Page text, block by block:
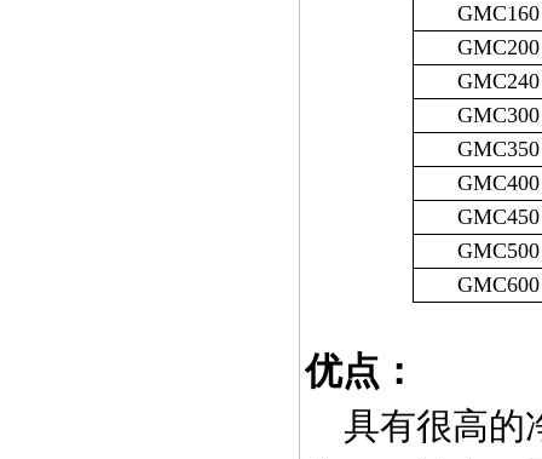
GMC160
GMC200
GMC240
GMC300
GMC350
GMC400
GMC450
GMC500
GMC600
优点：
具有很高的